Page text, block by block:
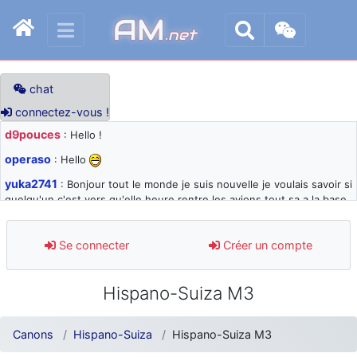
AM.net
chat
connectez-vous !
d9pouces : Hello !
operaso : Hello
yuka2741 : Bonjour tout le monde je suis nouvelle je voulais savoir si
quelqu'un c'est vers qu'elle heure rentre les avions tout sa a la base
d9pouces: désolé pour les quelques blocages du site ces derniers
jours : je teste des méthodes contre le spam et les bots trop nocifs
: Super, la nouvelle bannière
d9pouces
: je suis un avion@,._,+ > lesquels ? je ne suis pas sûr de
comprendre
Se connecter Créer un compte
Hispano-Suiza M3
Canons Hispano-Suiza Hispano-Suiza M3